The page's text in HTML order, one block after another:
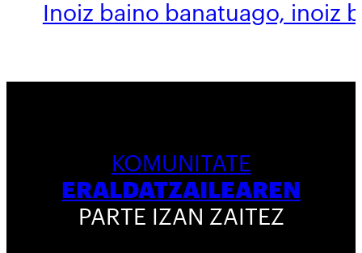
Inoiz baino banatuago, inoiz
KOMUNITATE
ERALDATZAILEAREN
PARTE IZAN ZAITEZ